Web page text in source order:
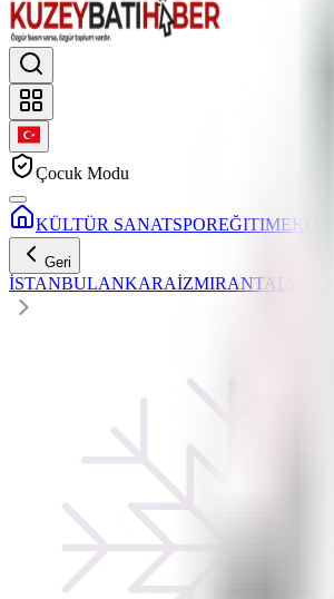
Çocuk Modu
KÜLTÜR SANATSPOREĞITIM
Geri
İSTANBULANKARAİZMIRANTALYA